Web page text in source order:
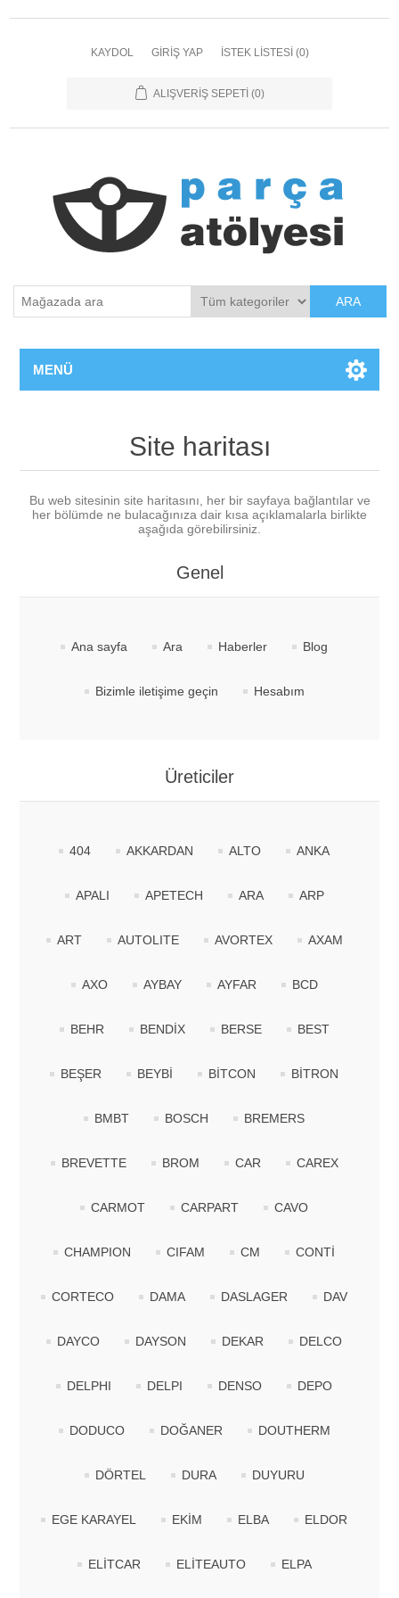
KAYDOL GIRIŞ YAP İSTEK LISTESI (0)
ALIŞVERIŞ SEPETI (0)
ARA
MENÜ
Site haritası
Bu web sitesinin site haritasını, her bir sayfaya bağlantılar ve
her bölümde ne bulacağınıza dair kısa açıklamalarla birlikte
aşağıda görebilirsiniz.
Genel
Ana sayfa Ara Haberler Blog
Bizimle iletişime geçin Hesabım
Üreticiler
404 AKKARDAN ALTO ANKA
APALI APETECH ARA ARP
ART AUTOLITE AVORTEX AXAM
AXO AYBAY AYFAR BCD
BEHR BENDİX BERSE BEST
BEŞER BEYBİ BİTCON BİTRON
BMBT BOSCH BREMERS
BREVETTE BROM CAR CAREX
CARMOT CARPART CAVO
CHAMPION CIFAM CM CONTİ
CORTECO DAMA DASLAGER DAV
DAYCO DAYSON DEKAR DELCO
DELPHI DELPI DENSO DEPO
DODUCO DOĞANER DOUTHERM
DÖRTEL DURA DUYURU
EGE KARAYEL EKİM ELBA ELDOR
ELİTCAR ELİTEAUTO ELPA